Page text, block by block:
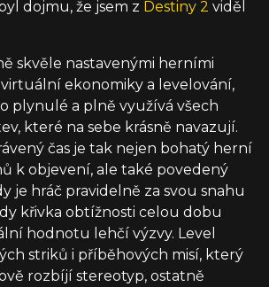
dojmu, že jsem z Destiny 2 viděl
skvěle nastavenými herními
ekonomiky a levelování,
plynulé a plně využívá všech
které na sebe krásně navazují.
čas je tak nejen bohatý herní
k objevení, ale také povedený
je hráč pravidelně za svou snahu
křivka obtížnosti celou dobu
hodnotu lehčí výzvy. Level
striků i příběhových misí, který
rozbíjí stereotyp, ostatně